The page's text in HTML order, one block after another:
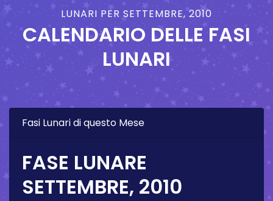
LUNARI PER SETTEMBRE, 2010
CALENDARIO DELLE FASI
LUNARI
Fasi Lunari di questo Mese
FASE LUNARE
SETTEMBRE, 2010